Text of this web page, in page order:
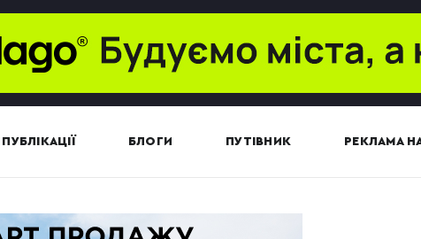
ПУБЛІКАЦІЇ БЛОГИ ПУТІВНИК РЕКЛАМА